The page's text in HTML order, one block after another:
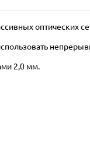
оптических
2,0 мм.